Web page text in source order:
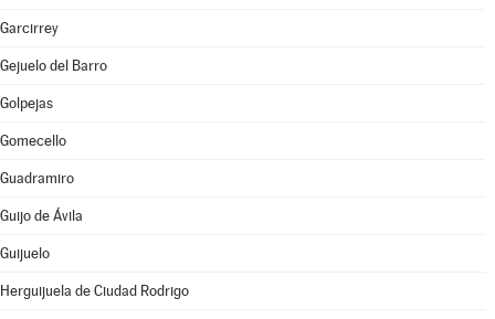
Garcirrey
Gejuelo del Barro
Golpejas
Gomecello
Guadramiro
Guijo de Ávila
Guijuelo
Herguijuela de Ciudad Rodrigo